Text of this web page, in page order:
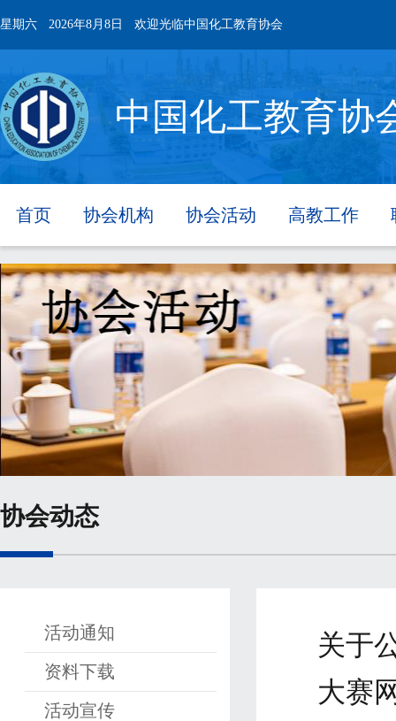
星期六 2026年8月8日 欢迎光临中国化工教育协会
中国化工教育协
首页 协会机构 协会活动 高教工作
协会动态
活动通知
资料下载
活动宣传
关于
大赛